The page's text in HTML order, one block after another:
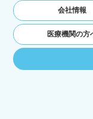
き郵便の到
ユーザーに
商品名や数
間，回数，
号やクレジ
情報などを
ユーザーが
るために，
面に表示さ
会社情報
医療機関の方